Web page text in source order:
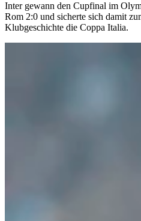
Inter gewann den Cupfinal im
Rom 2:0 und sicherte sich damit
Klubgeschichte die Coppa Italia.